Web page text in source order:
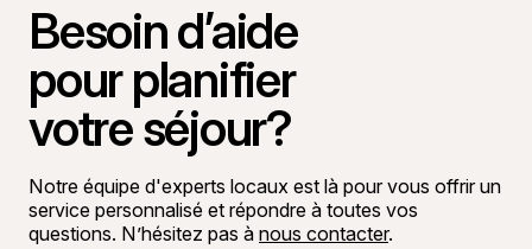
Besoin d’aide
pour planifier
votre séjour?
Notre équipe d'experts locaux est là pour vous offrir un
service personnalisé et répondre à toutes vos
questions. N’hésitez pas à nous contacter.